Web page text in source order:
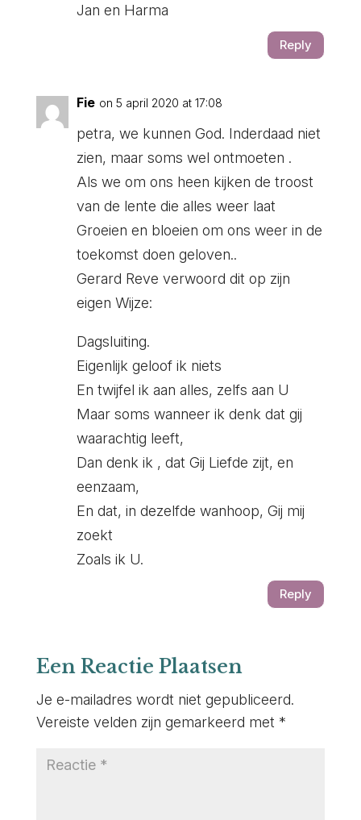
Jan en Harma
Reply
Fie on 5 april 2020 at 17:08
petra, we kunnen God. Inderdaad niet
zien, maar soms wel ontmoeten .
Als we om ons heen kijken de troost
van de lente die alles weer laat
Groeien en bloeien om ons weer in de
toekomst doen geloven..
Gerard Reve verwoord dit op zijn
eigen Wijze:
Dagsluiting.
Eigenlijk geloof ik niets
En twijfel ik aan alles, zelfs aan U
Maar soms wanneer ik denk dat gij
waarachtig leeft,
Dan denk ik , dat Gij Liefde zijt, en
eenzaam,
En dat, in dezelfde wanhoop, Gij mij
zoekt
Zoals ik U.
Reply
Een Reactie Plaatsen
Je e-mailadres wordt niet gepubliceerd.
Vereiste velden zijn gemarkeerd met *